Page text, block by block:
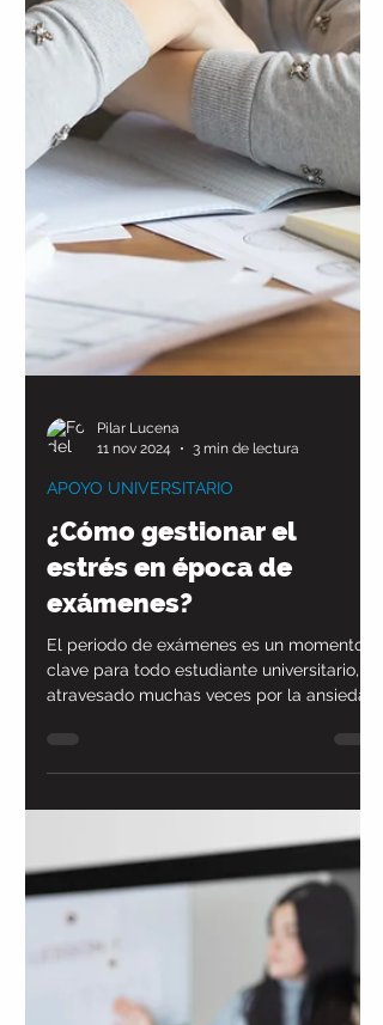
11 nov 2024
3 min de lectura
APOYO UNIVERSITARIO
¿Cómo gestionar el
estrés en época de
exámenes?
clave para todo estudiante universitario,
atravesado muchas veces por la ansiedad